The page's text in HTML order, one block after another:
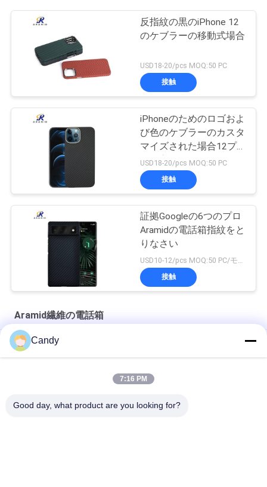
反指紋の黒のiPhone 12
のケブラーの移動式場合
USD18-20/pcs MOQ:50 PC
接触
iPhoneのためのロゴおよ
び色のケブラーのカスタ
マイズされた場合12プ
ロ最高
USD18-20/pcs MOQ:50 PC
接触
証拠Googleの6つのプロ
Aramidの電話箱指紋をと
りなさい
接触
Aramid繊維の電話箱
10g iPhone SE 2020年のための無光沢のAramid繊維の電話箱
Candy
7:16 PM
Good day, what product are you looking for?